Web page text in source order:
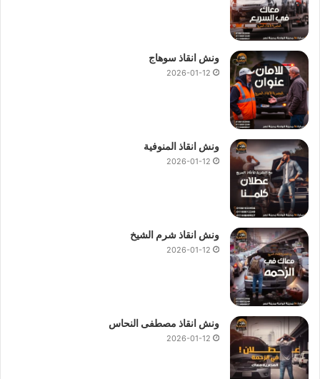
ونش انقاذ سوهاج
2026-01-12
ونش انقاذ المنوفية
2026-01-12
ونش انقاذ شرم الشيخ
2026-01-12
ونش انقاذ مصطفى النحاس
2026-01-12